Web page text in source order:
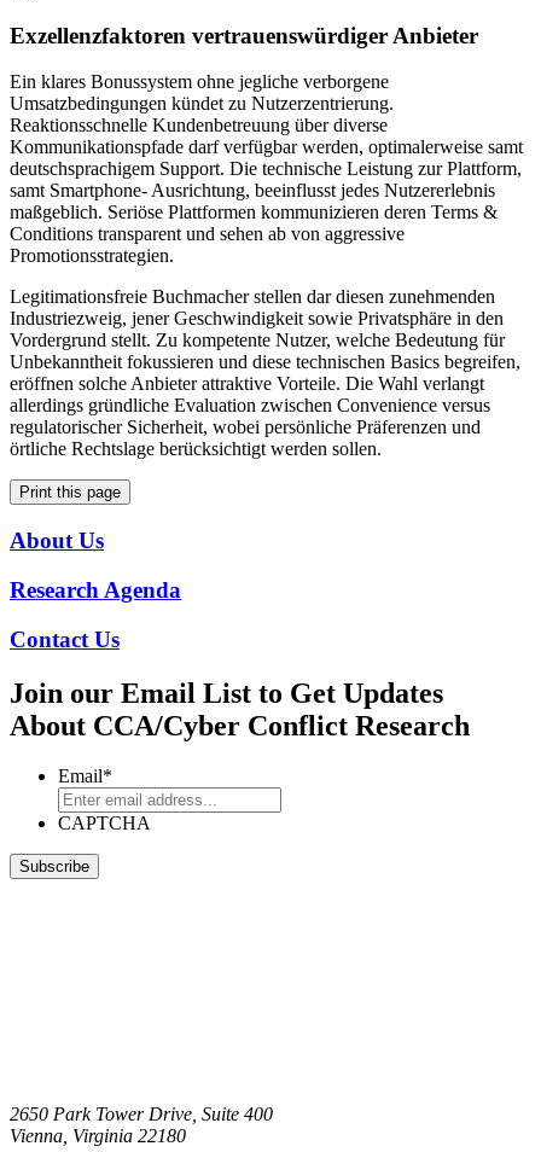
Exzellenzfaktoren vertrauenswürdiger Anbieter
Ein klares Bonussystem ohne jegliche verborgene
Umsatzbedingungen kündet zu Nutzerzentrierung.
Reaktionsschnelle Kundenbetreuung über diverse
Kommunikationspfade darf verfügbar werden, optimalerweise samt
deutschsprachigem Support. Die technische Leistung zur Plattform,
samt Smartphone- Ausrichtung, beeinflusst jedes Nutzererlebnis
maßgeblich. Seriöse Plattformen kommunizieren deren Terms &
Conditions transparent und sehen ab von aggressive
Promotionsstrategien.
Legitimationsfreie Buchmacher stellen dar diesen zunehmenden
Industriezweig, jener Geschwindigkeit sowie Privatsphäre in den
Vordergrund stellt. Zu kompetente Nutzer, welche Bedeutung für
Unbekanntheit fokussieren und diese technischen Basics begreifen,
eröffnen solche Anbieter attraktive Vorteile. Die Wahl verlangt
allerdings gründliche Evaluation zwischen Convenience versus
regulatorischer Sicherheit, wobei persönliche Präferenzen und
örtliche Rechtslage berücksichtigt werden sollen.
Print this page
About Us
Research Agenda
Contact Us
Join our Email List to Get Updates
About CCA/Cyber Conflict Research
Email*
CAPTCHA
2650 Park Tower Drive, Suite 400
Vienna, Virginia 22180